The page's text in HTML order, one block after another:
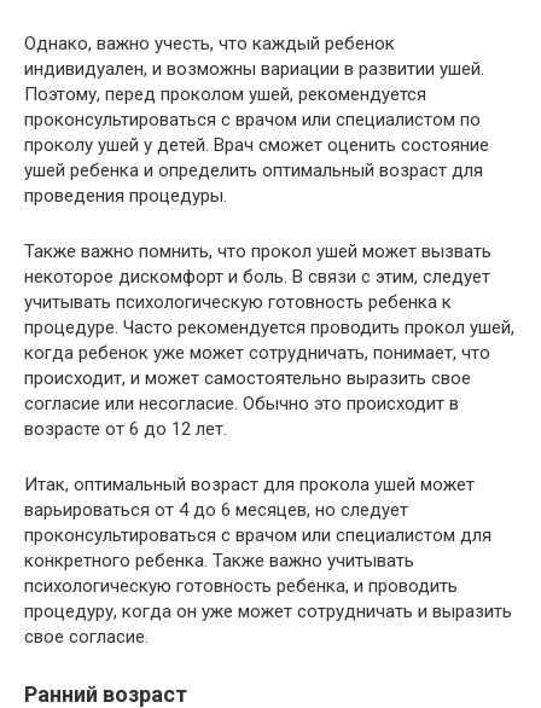
Однако, важно учесть, что каждый ребенок
индивидуален, и возможны вариации в развитии ушей.
Поэтому, перед проколом ушей, рекомендуется
проконсультироваться с врачом или специалистом по
проколу ушей у детей. Врач сможет оценить состояние
ушей ребенка и определить оптимальный возраст для
проведения процедуры.
Также важно помнить, что прокол ушей может вызвать
некоторое дискомфорт и боль. В связи с этим, следует
учитывать психологическую готовность ребенка к
процедуре. Часто рекомендуется проводить прокол ушей,
когда ребенок уже может сотрудничать, понимает, что
происходит, и может самостоятельно выразить свое
согласие или несогласие. Обычно это происходит в
возрасте от 6 до 12 лет.
Итак, оптимальный возраст для прокола ушей может
варьироваться от 4 до 6 месяцев, но следует
проконсультироваться с врачом или специалистом для
конкретного ребенка. Также важно учитывать
психологическую готовность ребенка, и проводить
процедуру, когда он уже может сотрудничать и выразить
свое согласие.
Ранний возраст